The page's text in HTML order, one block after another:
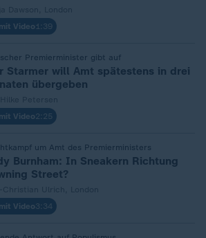
mit Video 1:39
Premierminister gibt auf
Starmer will Amt spätestens in drei
übergeben
mit Video2:25
um Amt des Premierministers
Burnham: In Sneakern Richtung
Street?
mit Video3:34